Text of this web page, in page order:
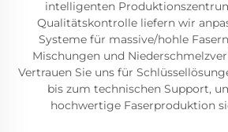
intelligenten
Qualitätskontrolle liefern wir
Systeme für massive/hohle
Mischungen und
Vertrauen Sie uns für
bis zum technischen Support,
hochwertige Faserproduktion